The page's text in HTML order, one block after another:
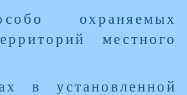
охраняемых
местного
в установленной